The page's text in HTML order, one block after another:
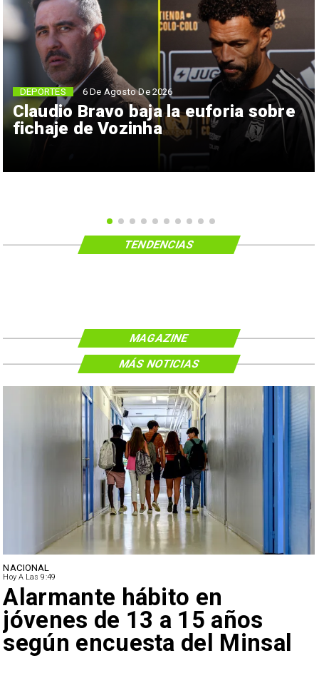
Claudio Bravo baja la euforia sobre
fichaje de Vozinha
DEPORTES 6 De Agosto De 2026
TENDENCIAS
MAGAZINE
NACIONAL
Hoy A Las 9:49
Alarmante hábito en
jóvenes de 13 a 15 años
según encuesta del Minsal
MÁS NOTICIAS